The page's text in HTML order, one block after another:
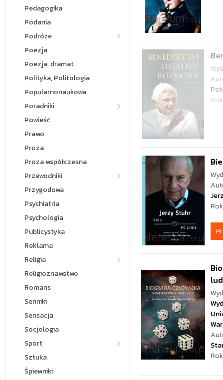
Pedagogika
Podania
Podróże
Poezja
Poezja, dramat
Polityka, Politologia
Popularnonaukowa
Poradniki
Powieść
Prawo
Proza
Proza współczesna
Przewodniki
Przygodowa
Psychiatria
Psychologia
Publicystyka
Reklama
Religia
Religioznawstwo
Romans
Senniki
Sensacja
Socjologia
Sport
Sztuka
Śpiewniki